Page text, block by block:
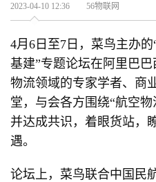
2023-04-10 12:36 56物联网
4月6日至7日，菜鸟主办
基建”专题论坛在阿里巴
物流领域的专家学者、商
堂，与会各方围绕“航空
并达成共识，着眼货站，
遇。
论坛上，菜鸟联合中国民